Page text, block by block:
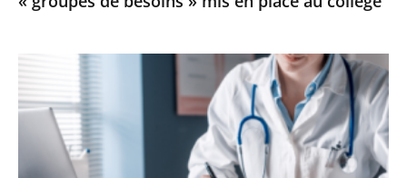
place
collège
:
deux
médecins
sanctionnés